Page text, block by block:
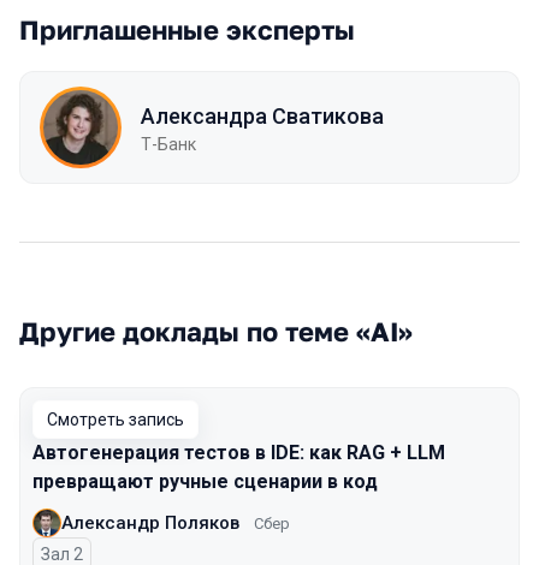
Приглашенные эксперты
Александра Сватикова
Т-Банк
Другие доклады по теме «AI»
Смотреть запись
Автогенерация тестов в IDE: как RAG + LLM
превращают ручные сценарии в код
Александр Поляков Сбер
Зал 2